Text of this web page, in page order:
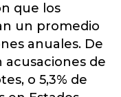
que los
un promedio
anuales. De
acusaciones de
o 5,3% de